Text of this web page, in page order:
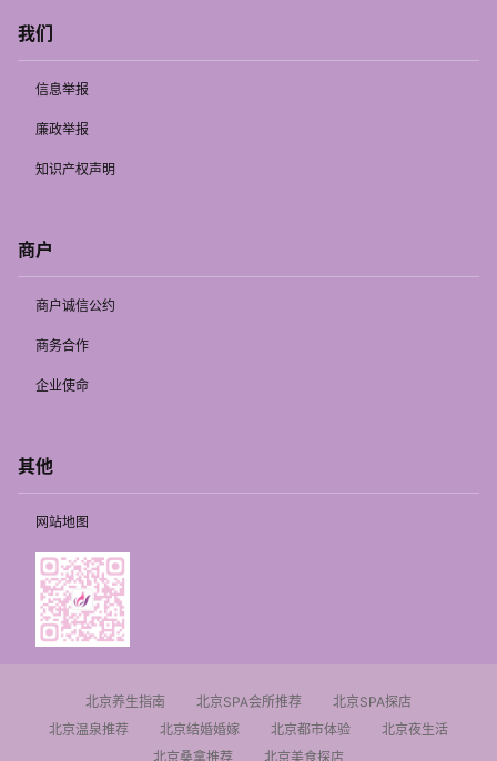
我们
信息举报
廉政举报
知识产权声明
商户
商户诚信公约
商务合作
企业使命
其他
网站地图
北京养生指南 北京SPA会所推荐
北京SPA探店
北京温泉推荐
北京结婚婚嫁 北京都市体验
北京夜生活
北京桑拿推荐
北京美食探店